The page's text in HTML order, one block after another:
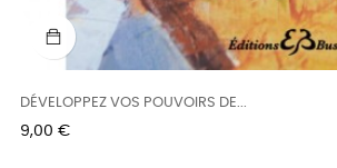
DÉVELOPPEZ VOS POUVOIRS DE...
Prix
9,00 €